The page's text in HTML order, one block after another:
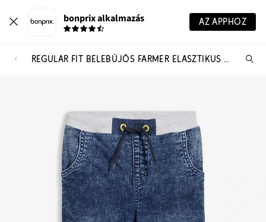
bonprix alkalmazás AZ APPHOZ
REGULAR FIT BELEBÚJÓS FARMER ELASZTIKUS DERÉKPÁNTTAL